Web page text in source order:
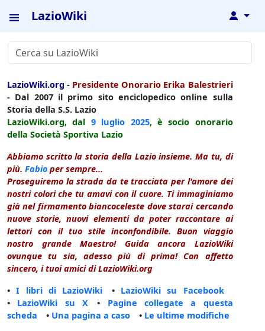
LazioWiki ↓
LazioWiki.org - Presidente Onorario Erika Balestrieri
- Dal 2007 il primo sito enciclopedico online sulla
Storia della S.S. Lazio
LazioWiki.org, dal 9 luglio 2025, è socio onorario
della Società Sportiva Lazio
Abbiamo scritto la storia della Lazio insieme. Ma tu, di
più. Fabio per sempre...
Proseguiremo la strada da te tracciata per l'amore dei
nostri colori che tu amavi con il cuore. Ti immaginiamo
già nel firmamento biancoceleste dove starai cercando
nuove storie, nuovi elementi da poter raccontare ai
lettori con il tuo stile inconfondibile. Buon viaggio
nostro grande Maestro! Guida ancora LazioWiki
ovunque tu sia, adesso più di prima! Con affetto
sincero, i tuoi amici di LazioWiki.org
•I libri di LazioWiki • LazioWiki su Facebook
• LazioWiki su X • Pagine collegate a questa
scheda • Una pagina a caso • Le ultime modifiche